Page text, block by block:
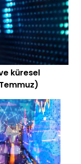
küresel